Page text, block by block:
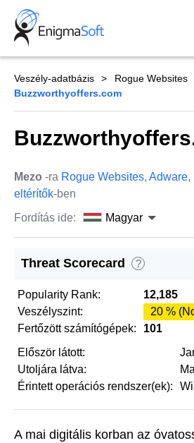
Skip
content
Veszély-adatbázis
Rogue Websites
Buzzworthyoffers.com
Mezo -ra Rogue Websites, Adware,
eltérítők-ben
Fordítás ide:
Magyar
Threat Scorecard ?
Popularity Rank:
12,185
Veszélyszint:
20 %
Fertőzött számítógépek:
101
Először látott:
Utoljára látva:
Érintett operációs rendszer(ek):
A mai digitális korban az